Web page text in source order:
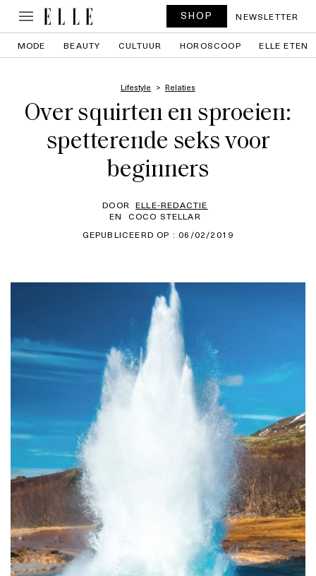
SHOP NEWSLETTER
MODE BEAUTY CULTUUR HOROSCOOP ELLE ETEN
Lifestyle Relaties
Over squirten en sproeien:
spetterende seks voor
beginners
DOOR ELLE-REDACTIE
EN
COCO STELLAR
GEPUBLICEERD OP : 06/02/2019